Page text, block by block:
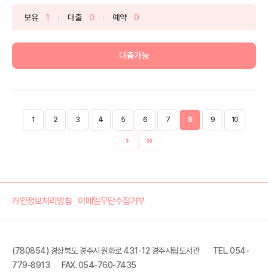
보유 1 대출 0 예약 0
대출가능
1 2 3 4 5 6 7 8 9 10
개인정보처리방침 이메일무단수집거부
(780854) 경상북도 경주시 원화로 431-12 경주시립도서관
TEL. 054-
779-8913
FAX. 054-760-7435